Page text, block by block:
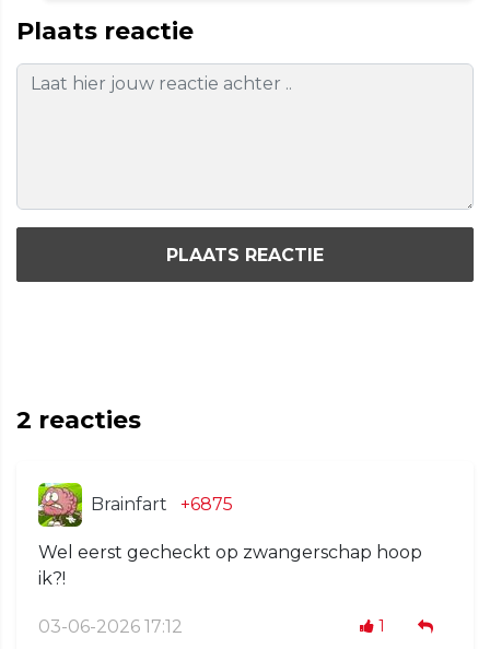
Plaats reactie
PLAATS REACTIE
2 reacties
Brainfart +6875
Wel eerst gecheckt op zwangerschap hoop
ik?!
03-06-2026 17:12 1